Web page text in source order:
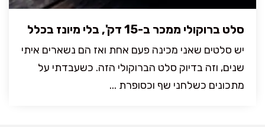
סלט ברוקולי ממכר ב-15 דק', בלי מיונז בכלל
יש סלטים שאני מכינה פעם אחת ואז הם נשארים איתי
שנים, וזה בדיוק סלט הברוקולי הזה. כשעבדתי על
מתכונים כשלחני שף וכסופרת ...